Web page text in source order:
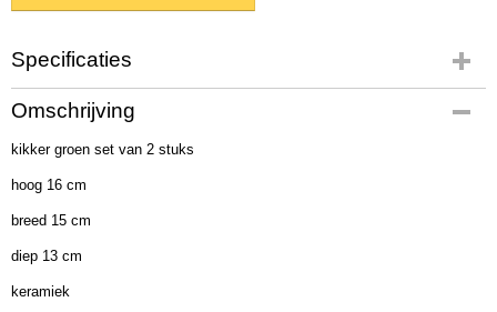
Specificaties
Productcode
1014137
EAN code
Afmetingen (l,b,h)
30 x 20 x 25 cm
Omschrijving
kikker groen set van 2 stuks
hoog 16 cm
breed 15 cm
diep 13 cm
keramiek